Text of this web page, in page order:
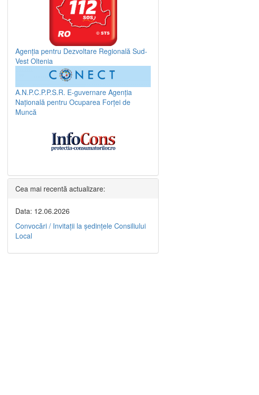
Agenția pentru Dezvoltare Regională Sud-
Vest Oltenia
A.N.P.C.P.P.S.R. E-guvernare Agenția
Națională pentru Ocuparea Forței de
Muncă
Cea mai recentă actualizare:
Data: 12.06.2026
Convocări / Invitaţii la şedinţele Consiliului
Local